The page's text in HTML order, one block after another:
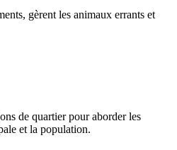
gèrent les animaux errants et
de quartier pour aborder les
et la population.